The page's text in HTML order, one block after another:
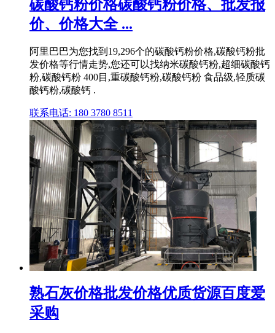
碳酸钙粉价格碳酸钙粉价格、批发报
价、价格大全 ...
阿里巴巴为您找到19,296个的碳酸钙粉价格,碳酸钙粉批
发价格等行情走势,您还可以找纳米碳酸钙粉,超细碳酸钙
粉,碳酸钙粉 400目,重碳酸钙粉,碳酸钙粉 食品级,轻质碳
酸钙粉,碳酸钙 .
联系电话: 180 3780 8511
熟石灰价格批发价格优质货源百度爱
采购